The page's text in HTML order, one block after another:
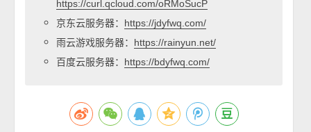
https://curl.qcloud.com/oRMoSucP
京东云服务器： https://jdyfwq.com/
雨云游戏服务器： https://rainyun.net/
百度云服务器： https://bdyfwq.com/